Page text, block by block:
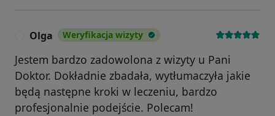
Olga Weryfikacja wizyty
Jestem bardzo zadowolona z wizyty u Pani
Doktor. Dokładnie zbadała, wytłumaczyła jakie
będą następne kroki w leczeniu, bardzo
profesjonalnie podejście. Polecam!